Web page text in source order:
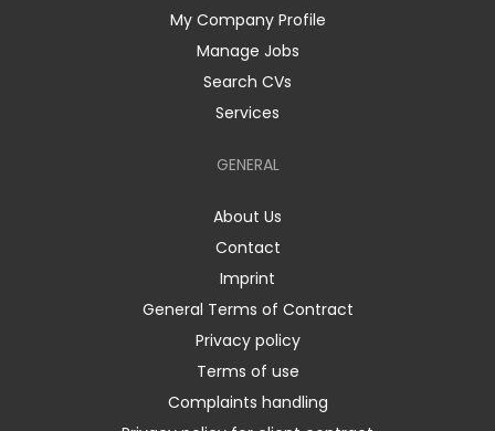
My Company Profile
Manage Jobs
Search CVs
Services
GENERAL
About Us
Contact
Imprint
General Terms of Contract
Privacy policy
Terms of use
Complaints handling